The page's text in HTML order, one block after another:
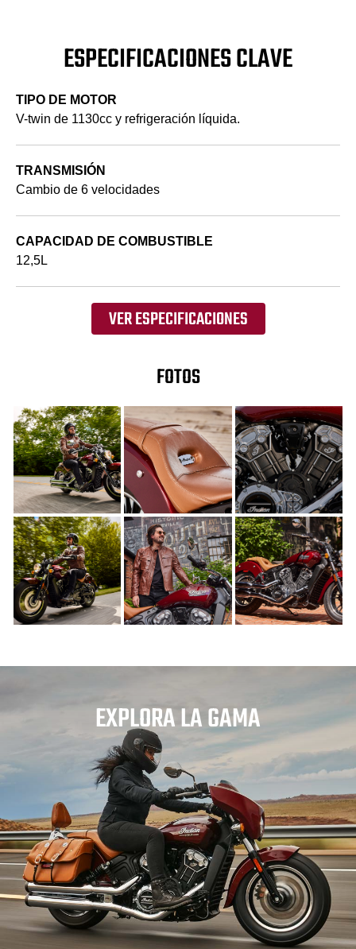
ESPECIFICACIONES CLAVE
TIPO DE MOTOR
V-twin de 1130cc y refrigeración líquida.
TRANSMISIÓN
Cambio de 6 velocidades
CAPACIDAD DE COMBUSTIBLE
12,5L
VER ESPECIFICACIONES
FOTOS
EXPLORA LA GAMA